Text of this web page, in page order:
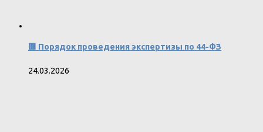
🟥 Порядок проведения экспертизы по 44-ФЗ
24.03.2026